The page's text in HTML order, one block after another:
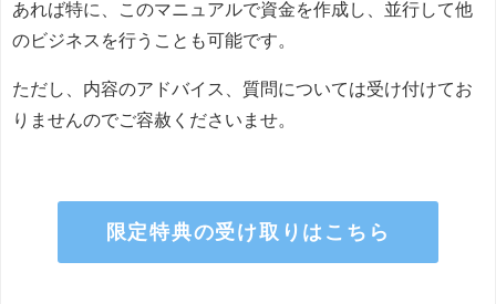
あれば特に、このマニュアルで資金を作成し、並行して他
のビジネスを行うことも可能です。
ただし、内容のアドバイス、質問については受け付けてお
りませんのでご容赦くださいませ。
限定特典の受け取りはこちら